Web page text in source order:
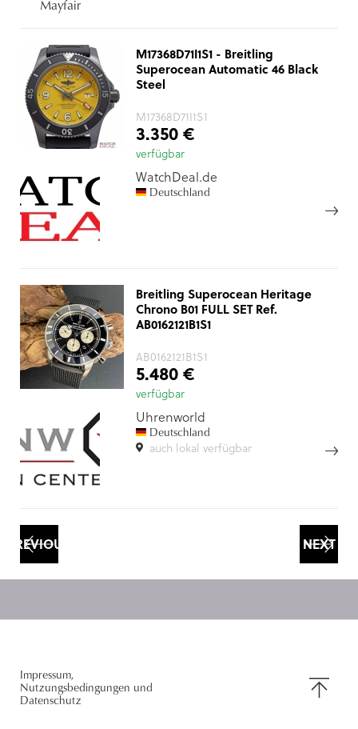
M17368D71I1S1 - Breitling
Superocean Automatic 46 Black
Steel
M17368D71I1S1
3.350 €
verfügbar
WatchDeal.de
Deutschland
Breitling Superocean Heritage
Chrono B01 FULL SET Ref.
AB0162121B1S1
AB0162121B1S1
5.480 €
verfügbar
Uhrenworld
Deutschland
auch lokal verfügbar
PREVIOUS NEXT
Impressum,
Nutzungsbedingungen und
Datenschutz
NACH
OBEN